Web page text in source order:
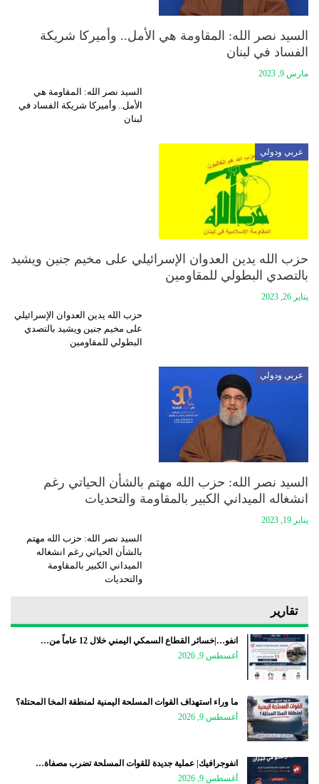
السيد نصر الله: المقاومة هي الأمل.. وأميركا شريكة
الفساد في لبنان
مارس 9, 2023
السيد نصر الله: المقاومة هي
الأمل.. وأميركا شريكة الفساد في
لبنان
عربي ودولي
حزب الله يدين العدوان الإسرائيلي على مخيم جنين ويشيد
بالتصدي البطولي للمقاومين
يناير 26, 2023
حزب الله يدين العدوان الإسرائيلي
على مخيم جنين ويشيد بالتصدي
البطولي للمقاومين
عربي ودولي
السيد نصر الله: حزب الله مهتم بالشأن الحياتي رغم
انشغاله الميداني الكبير بالمقاومة والتحديات
يناير 19, 2023
السيد نصر الله: حزب الله مهتم
بالشأن الحياتي رغم انشغاله
الميداني الكبير بالمقاومة
والتحديات
تقارير
انفو…|خسائر القطاع السمكي اليمني خلال 12 عاماً من…
أغسطس 9, 2026
ما وراء استهداف القوات المسلحة اليمنية لمنطقة المخا المحتلة؟
أغسطس 9, 2026
انفوجرافيك| عملية جديدة للقوات المسلحة تضرب مصفاة…
أغسطس 9, 2026